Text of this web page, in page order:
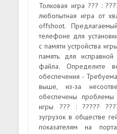
Толковая игра ??? :
любопытная игра от
offshoot.
телефоне для
с памяти устройства
память для исправной
файла. Определите
обеспечения -
выше, из-за
обеспечены
игры ??? : ?????
зугрузок в обществе
показателям на